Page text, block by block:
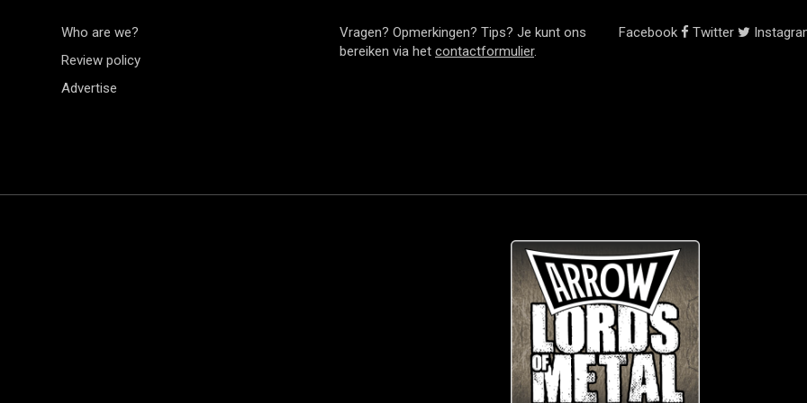
Who are we?
Review policy
Advertise
Vragen? Opmerkingen? Tips? Je kunt ons
bereiken via het contactformulier.
Facebook Twitter